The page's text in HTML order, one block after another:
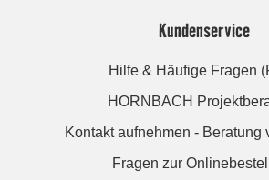
Kundenservice
Hilfe & Häufige Fragen
HORNBACH
Kontakt aufnehmen - Beratung
Fragen zur